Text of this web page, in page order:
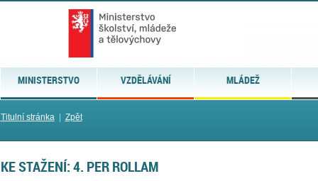
MINISTERSTVO VZDĚLÁVÁNÍ MLÁDEŽ
Titulní stránka| Zpět
KE STAŽENÍ: 4. PER ROLLAM